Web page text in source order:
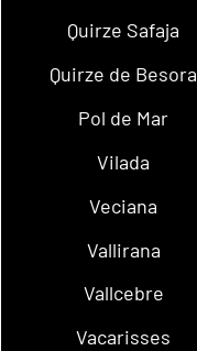
Quirze Safaja
Quirze de Besora
Pol de Mar
Vilada
Veciana
Vallirana
Vallcebre
Vacarisses